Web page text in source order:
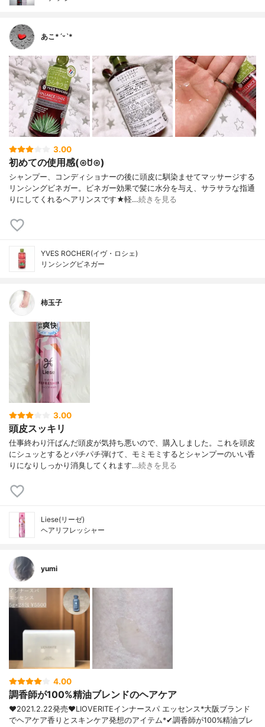
あこ*ˊᵕˋ*
3.00
初めての使用感(⊙ꇴ⊙)
シャンプー、コンディショナーの後に頭皮に馴染ませてマッサージする
リンシングビネガー。ビネガー効果で髪に水分を与え、サラサラな指通
りにしてくれるヘアリンスです★軽…続きを見る
YVES ROCHER(イヴ・ロシェ)
リンシングビネガー
柿玉子
3.00
頭皮スッキリ
仕事終わり汗ばんだ頭皮が気持ち悪いので、購入しました。これを頭皮
にシュッとするとパチパチ弾けて、モミモミするとシャンプーのいい香
りになりしっかり消臭してくれます…続きを見る
Liese(リーゼ)
ヘアリフレッシャー
yumi
4.00
調香師が100%精油ブレンドのヘアケア
❤︎2021.2.22発売❤︎LIOVERITEインナースパ エッセンス*大阪ブランド
でヘアケア香りとスキンケア発想のアイテム*✔︎調香師が100%精油ブレ